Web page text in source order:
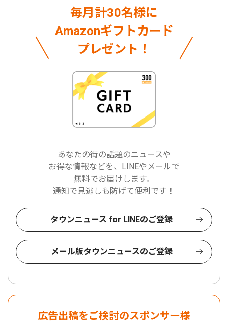
毎月計30名様に
Amazonギフトカード
プレゼント！
あなたの街の話題のニュースや
お得な情報などを、LINEやメールで
無料でお届けします。
通知で見逃しも防げて便利です！
タウンニュース for LINEのご登録
メール版タウンニュースのご登録
広告出稿をご検討のスポンサー様